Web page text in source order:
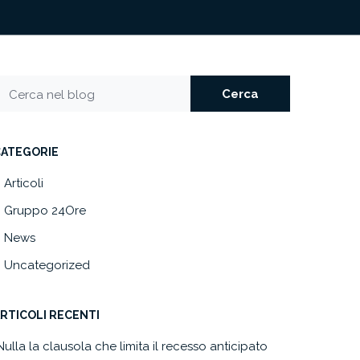
Cerca nel blog Cerca
Articoli
Gruppo 24Ore
News
Uncategorized
RECENTI
la clausola che limita il recesso anticipato